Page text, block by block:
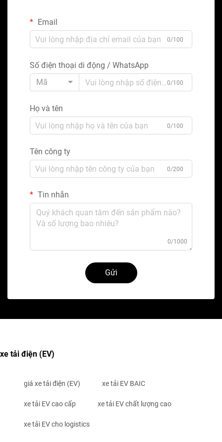
Email
0/100
Số điện thoại di động / WhatsApp
Mã
0/100
Họ và tên
0/100
Tên công ty
0/200
Tin nhắn
0/1000
Gửi
xe tải điện (EV)
giá xe tải điện (EV) xe tải EV BAIC
xe tải EV cao cấp xe tải EV chất lượng cao
xe tải EV cho logistics